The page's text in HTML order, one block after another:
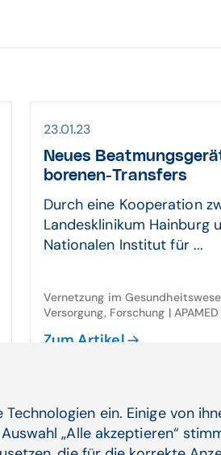
23.01.23
Neues
borenen-Transfers
Durch eine Kooperation
Landesklinikum Hainburg
Nationalen Institut für ...
Vernetzung im
Versorgung, Forschung |
Zum Artikel
06.10.22
"Pandemie hat zu
ein. Einige von
„Alle akzeptieren“